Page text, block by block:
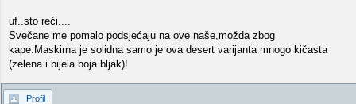
uf..sto reći....
Svečane me pomalo podsjećaju na ove naše,možda zbog
kape.Maskirna je solidna samo je ova desert varijanta mnogo kičasta
(zelena i bijela boja bljak)!
Profil